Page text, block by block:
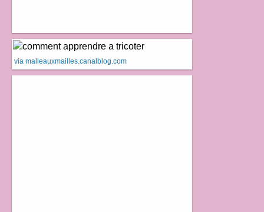
via malleauxmailles.canalblog.com